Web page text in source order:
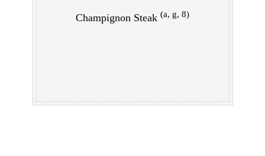
Champignon Steak (a, g, 8)